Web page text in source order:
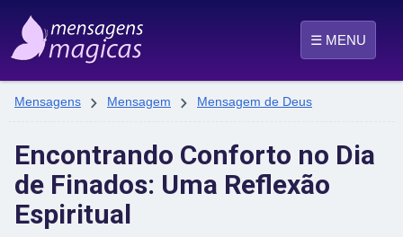
☰ MENU
Mensagens  Mensagem  Mensagem de Deus
Encontrando Conforto no Dia
de Finados: Uma Reflexão
Espiritual